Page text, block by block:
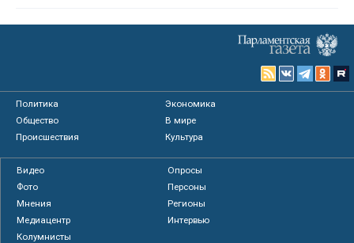
Политика
Экономика
Общество
В мире
Происшествия
Культура
Видео
Опросы
Фото
Персоны
Мнения
Регионы
Медиацентр
Интервью
Колумнисты